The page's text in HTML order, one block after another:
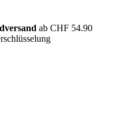
ab CHF 54.90